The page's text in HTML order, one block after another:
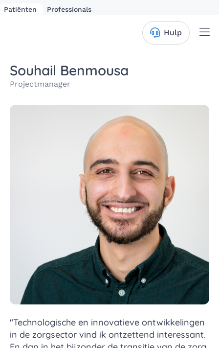
Patiënten Professionals
Hulp
Souhail Benmousa
Projectmanager
"Technologische en innovatieve ontwikkelingen
in de zorgsector vind ik ontzettend interessant.